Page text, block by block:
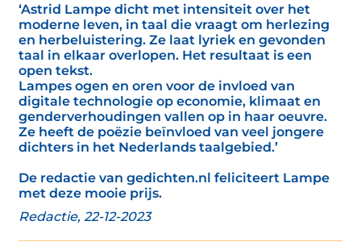
‘Astrid Lampe dicht met intensiteit over het
moderne leven, in taal die vraagt om herlezing
en herbeluistering. Ze laat lyriek en gevonden
taal in elkaar overlopen. Het resultaat is een
open tekst.
Lampes ogen en oren voor de invloed van
digitale technologie op economie, klimaat en
genderverhoudingen vallen op in haar oeuvre.
Ze heeft de poëzie beïnvloed van veel jongere
dichters in het Nederlands taalgebied.’
De redactie van gedichten.nl feliciteert Lampe
met deze mooie prijs.
Redactie, 22-12-2023